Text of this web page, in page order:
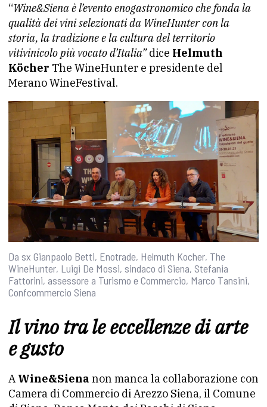
“Wine&Siena è l’evento enogastronomico che fonda la
qualità dei vini selezionati da WineHunter con la
storia, la tradizione e la cultura del territorio
vitivinicolo più vocato d’Italia”dice Helmuth
Köcher The WineHunter e presidente del
Merano WineFestival.
Da sx Gianpaolo Betti, Enotrade, Helmuth Kocher, The
WineHunter, Luigi De Mossi, sindaco di Siena, Stefania
Fattorini, assessore a Turismo e Commercio, Marco Tansini,
Confcommercio Siena
Il vino tra le eccellenze di arte
e gusto
A Wine&Siena non manca la collaborazione con
Camera di Commercio di Arezzo Siena, il Comune